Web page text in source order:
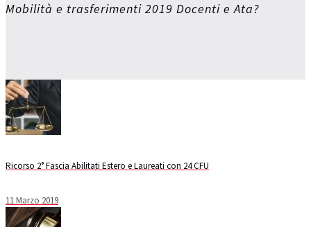
Mobilità e trasferimenti 2019 Docenti e Ata?
Ricorso 2° Fascia Abilitati Estero e Laureati con 24 CFU
11 Marzo 2019